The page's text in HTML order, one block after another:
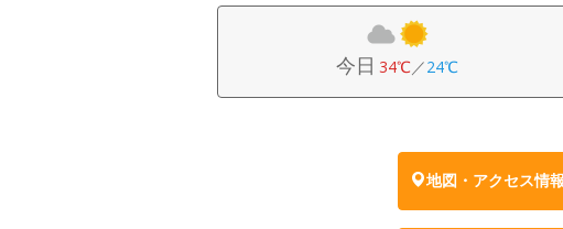
今日 34℃／24℃
地図・アクセス情